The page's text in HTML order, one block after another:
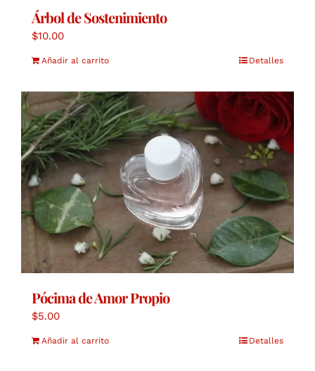
Árbol de Sostenimiento
$10.00
Añadir al carrito Detalles
Pócima de Amor Propio
$5.00
Añadir al carrito Detalles